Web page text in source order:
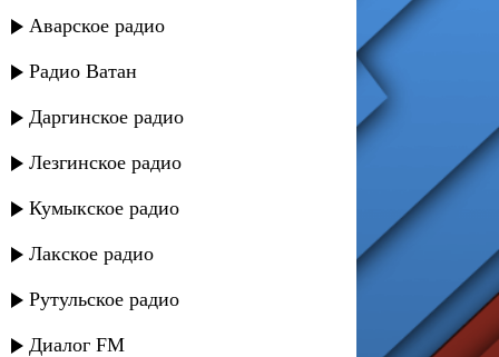
Аварское радио
Радио Ватан
Даргинское радио
Лезгинское радио
Кумыкское радио
Лакское радио
Рутульское радио
Диалог FM